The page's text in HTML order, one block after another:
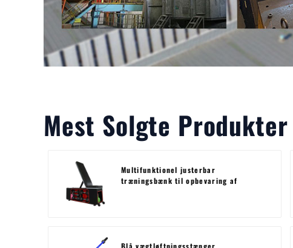
Mest Solgte Produkter
Multifunktionel justerbar
træningsbænk til opbevaring af